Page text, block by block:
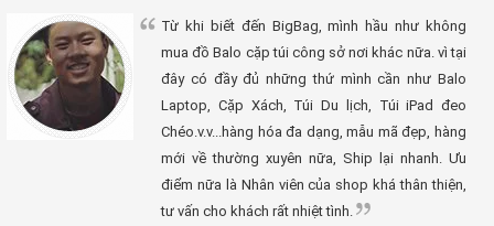
Từ khi biết đến BigBag, mình hầu như không
mua đồ Balo cặp túi công sở nơi khác nữa. vì tại
đây có đầy đủ những thứ mình cần như Balo
Laptop, Cặp Xách, Túi Du lịch, Túi iPad đeo
Chéo.v.v...hàng hóa đa dạng, mẫu mã đẹp, hàng
mới về thường xuyên nữa, Ship lại nhanh. Ưu
điểm nữa là Nhân viên của shop khá thân thiện,
tư vấn cho khách rất nhiệt tình.